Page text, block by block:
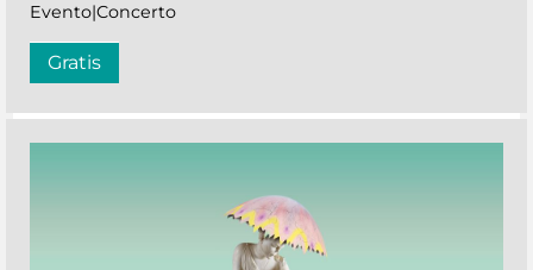
Evento|Concerto
Gratis